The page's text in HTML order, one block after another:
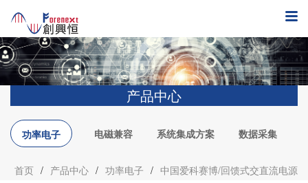
产品中心
功率电子 电磁兼容 系统集成方案 数据采集
首页 / 产品中心 / 功率电子 / 中国爱科赛博/回馈式交直流电源